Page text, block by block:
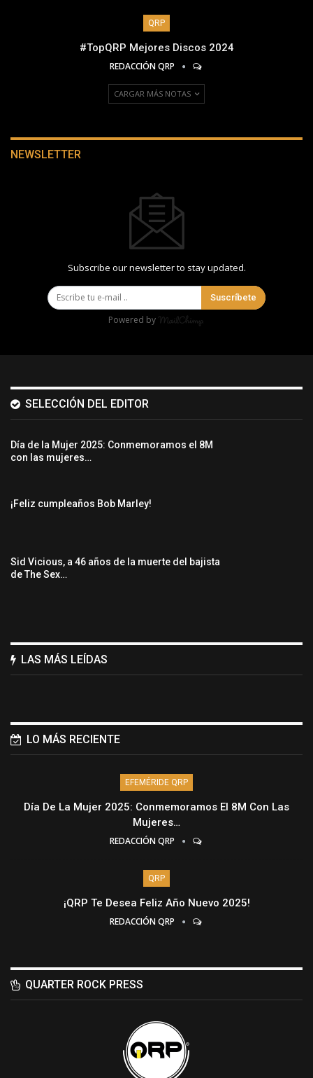
QRP
#TopQRP Mejores Discos 2024
REDACCIÓN QRP
CARGAR MÁS NOTAS
NEWSLETTER
Subscribe our newsletter to stay updated.
Suscríbete
Powered by
SELECCIÓN DEL EDITOR
Día de la Mujer 2025: Conmemoramos el 8M
con las mujeres…
¡Feliz cumpleaños Bob Marley!
Sid Vicious, a 46 años de la muerte del bajista
de The Sex…
LAS MÁS LEÍDAS
LO MÁS RECIENTE
EFEMÉRIDE QRP
Día De La Mujer 2025: Conmemoramos El 8M Con Las
Mujeres…
REDACCIÓN QRP
QRP
¡QRP Te Desea Feliz Año Nuevo 2025!
REDACCIÓN QRP
QUARTER ROCK PRESS